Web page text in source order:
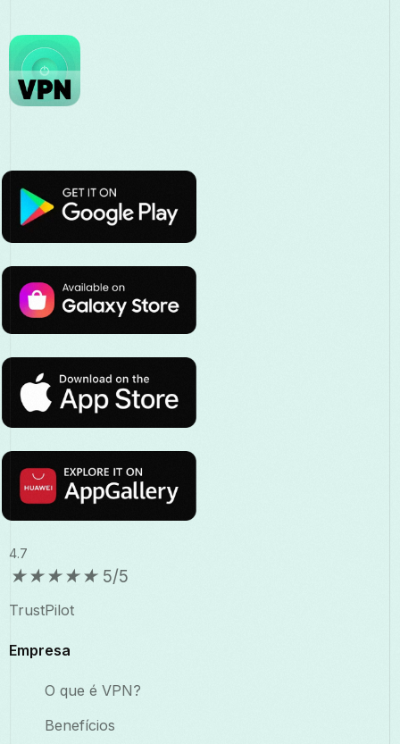
4.7
★★★★★ 5/5
TrustPilot
Empresa
O que é VPN?
Benefícios